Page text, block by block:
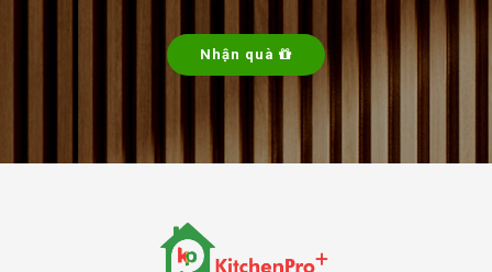
Nhận quà